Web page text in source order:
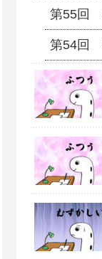
第55回
第54回